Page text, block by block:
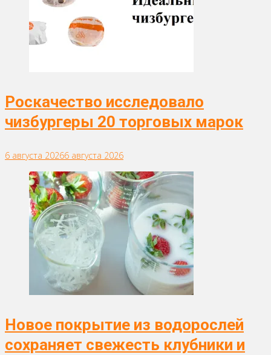
Роскачество исследовало
чизбургеры 20 торговых марок
6 августа 20266 августа 2026
Новое покрытие из водорослей
сохраняет свежесть клубники и